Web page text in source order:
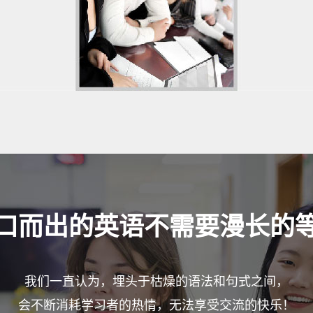
而出的英语不需要漫长的
我们一直认为，埋头于枯燥的语法和句式之间，
会不断消耗学习者的热情，无法享受交流的快乐！